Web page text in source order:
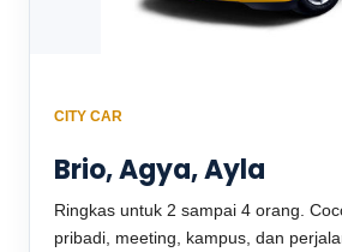
CITY CAR
Brio, Agya, Ayla
Ringkas untuk 2 sampai 4 orang.
pribadi, meeting, kampus, dan